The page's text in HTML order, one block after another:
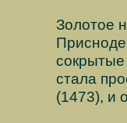
Золотое
стала
(1473), и